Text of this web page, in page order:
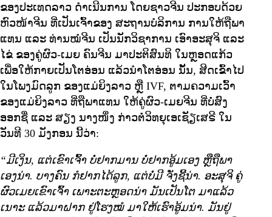
ຂອງປະເທດລາວ ດໍາເນີນການ ໂດຍຊາວຈີນ ປະກອບດ້ວຍ
ຫົວໜ້າຈີນ ທີ່ເປັນເຈົ້າຂອງ ສະຖານບໍລິການ ການໃຫ້ຖືພາ
ແທນ ແລະ ທ່ານໝໍຈີນ ເປັນນັກວິຊາການ ເອົາອະສຸຈິ ແລະ
ໄຂ່ ຂອງຄູ່ຜົວ-ເມຍ ຄົນຈີນ ມາປະຕິສົນທິ ໃນຫຼອດແກ້ວ
ເພື່ອໃຫ້ກາຍເປັນໂຕອ່ອນ ແລ້ວນໍາໂຕອ່ອນ ນັ້ນ, ສີດເຂົ້າໄປ
ໃນໂພງມົດລູກ ຂອງແມ່ຍິງລາວ ຫຼື IVF, ຕາມຄວາມເວົ້າ
ຂອງແມ່ຍິງລາວ ທີ່ຖືພາແທນ ໃຫ້ຄູ່ຜົວ-ເມຍຈີນ ທີ່ບໍ່ສົງ
ອອກຊື່ ແລະ ສຽງ ນາງໜຶ່ງ ກ່າວຕໍ່ວິທຍຸເອເຊັຽເສຣີ ໃນ
ວັນທີ 30 ມັງກອນ ນີ້ວ່າ:
“ມີເງິນ, ແຕ່ເຂົາເຈົ້າ ບໍ່ຢາກມານ ບໍ່ຢາກອູ້ມເອງ ຫຼືຖືພາ
ເອງນ່າ. ບາງຄົນ ກໍຢາກໄດ້ລູກ, ແຕ່ບໍ່ມີ ຈັ່ງຊີ້ນ່າ. ອະສຸຈິ ຄູ່
ຜົວເມຍເຂົາເຈົ້າ ເພາະຕະຫຼອດນ່າ ມັນເປັນໂຕ ມາແລ້ວ
ເນາະ ແລ້ວມາຝາກ ຢູ່ໂຮງໝໍ ມາໃຫ້ເຮົາອູ້ມນ່າ. ມັນຢູ່